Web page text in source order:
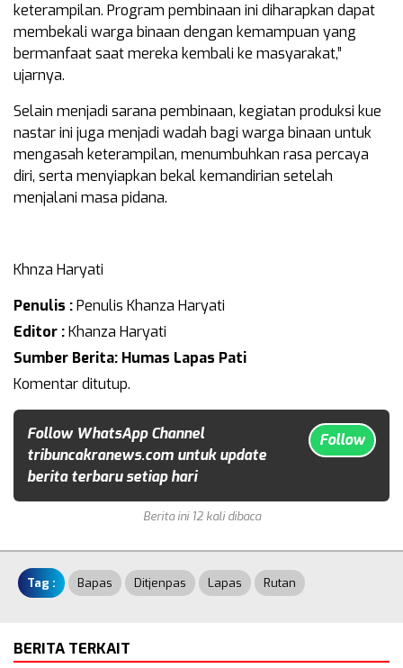
keterampilan. Program pembinaan ini diharapkan dapat
membekali warga binaan dengan kemampuan yang
bermanfaat saat mereka kembali ke masyarakat,”
ujarnya.
Selain menjadi sarana pembinaan, kegiatan produksi kue
nastar ini juga menjadi wadah bagi warga binaan untuk
mengasah keterampilan, menumbuhkan rasa percaya
diri, serta menyiapkan bekal kemandirian setelah
menjalani masa pidana.
Khnza Haryati
Penulis :Penulis Khanza Haryati
Editor :Khanza Haryati
Sumber Berita: Humas Lapas Pati
Komentar ditutup.
Follow WhatsApp Channel
tribuncakranews.com untuk update
berita terbaru setiap hari
Follow
Berita ini 12 kali dibaca
Tag : Bapas Ditjenpas Lapas Rutan
BERITA TERKAIT